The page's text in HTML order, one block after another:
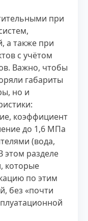
при
а также при
с учётом
Важно, чтобы
габариты
но и
коэффициент
до 1,6 МПа
(вода,
этом разделе
которые
по этим
без «почти